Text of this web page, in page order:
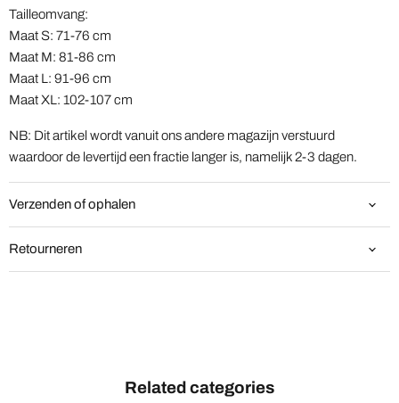
Tailleomvang:
Maat S: 71-76 cm
Maat M: 81-86 cm
Maat L: 91-96 cm
Maat XL: 102-107 cm
NB: Dit artikel wordt vanuit ons andere magazijn verstuurd
waardoor de levertijd een fractie langer is, namelijk 2-3 dagen.
Verzenden of ophalen
Retourneren
Related categories